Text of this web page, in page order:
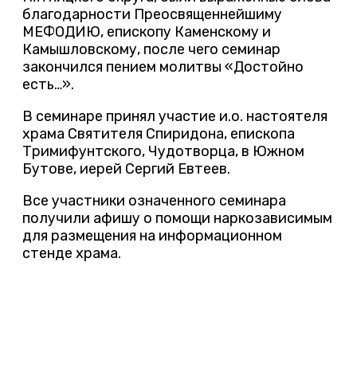
благодарности Преосвященнейшиму
МЕФОДИЮ, епископу Каменскому и
Камышловскому, после чего семинар
закончился пением молитвы «Достойно
есть…».
В семинаре принял участие и.о. настоятеля
храма Святителя Спиридона, епископа
Тримифунтского, Чудотворца, в Южном
Бутове, иерей Сергий Евтеев.
Все участники означенного семинара
получили афишу о помощи наркозависимым
для размещения на информационном
стенде храма.